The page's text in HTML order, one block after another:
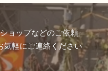
ョップなどのご依頼
気軽にご連絡ください